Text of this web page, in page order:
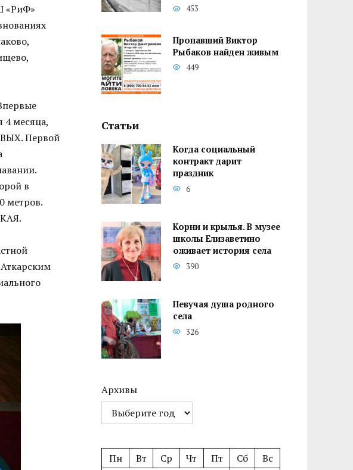
«РиФ»
4 месяца,
Первой
в
метров.
453
Пропавший Виктор
Рыбаков найден живым
449
Статьи
Когда социальный
контракт дарит
праздник
6
Корни и крылья. В музее
школы Елизаветино
оживает история села
390
Певучая душа родного
села
326
Архивы
Пн Вт Ср Чт Пт Сб
Вс